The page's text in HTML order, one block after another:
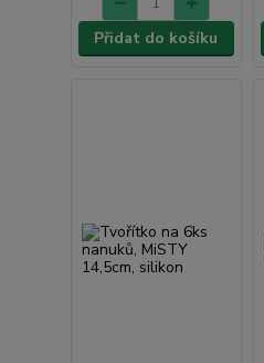
Přidat do košíku